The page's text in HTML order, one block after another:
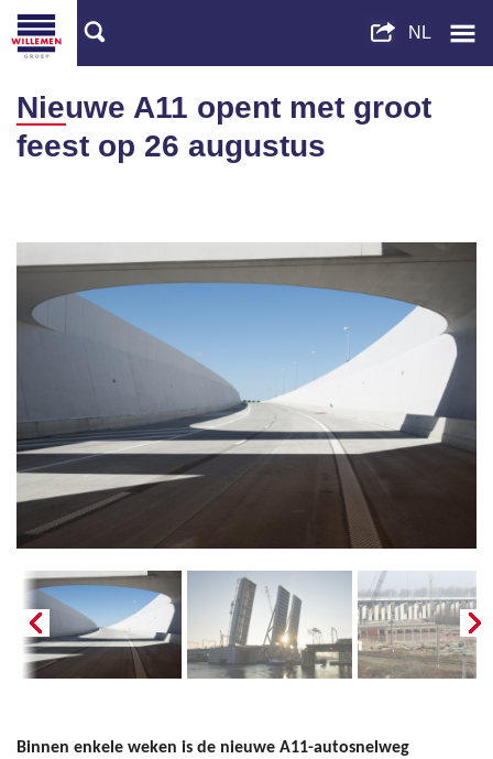
Nieuwe A11 opent met groot
feest op 26 augustus
Binnen enkele weken is de nieuwe A11-autosnelweg